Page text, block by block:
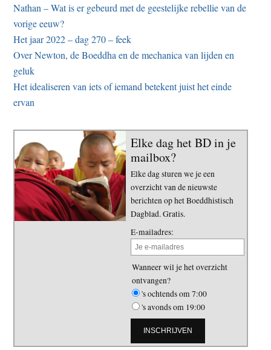
Nathan – Wat is er gebeurd met de geestelijke rebellie van de
vorige eeuw?
Het jaar 2022 – dag 270 – feek
Over Newton, de Boeddha en de mechanica van lijden en
geluk
Het idealiseren van iets of iemand betekent juist het einde
ervan
Elke dag het BD in je
mailbox?
Elke dag sturen we je een
overzicht van de nieuwste
berichten op het Boeddhistisch
Dagblad. Gratis.
E-mailadres:
Wanneer wil je het overzicht
ontvangen?
's ochtends om 7:00
's avonds om 19:00